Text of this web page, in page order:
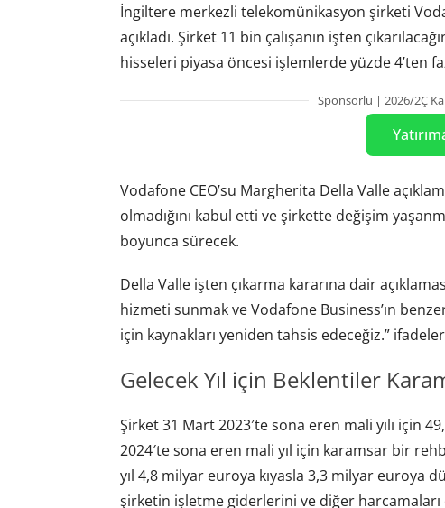
İngiltere merkezli telekomünikasyon şirketi
açıkladı. Şirket 11 bin çalışanın işten
hisseleri piyasa öncesi işlemlerde yüzde 4’ten
Sponsorlu | 2026/2Ç
Vodafone CEO’su Margherita Della Valle
olmadığını kabul etti ve şirkette değişim
boyunca sürecek.
Della Valle işten çıkarma kararına dair
hizmeti sunmak ve Vodafone Business’ın
için kaynakları yeniden tahsis edeceğiz.”
Gelecek Yıl için Beklentiler
Şirket 31 Mart 2023′te sona eren mali yılı için
2024′te sona eren mali yıl için karamsar bir
yıl 4,8 milyar euroya kıyasla 3,3 milyar euroya
şirketin işletme giderlerini ve diğer harcamaları